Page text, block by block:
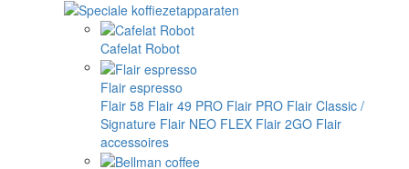
Cafelat Robot
Flair espresso
Flair 58 Flair 49 PRO Flair PRO Flair Classic /
Signature Flair NEO FLEX Flair 2GO Flair
accessoires